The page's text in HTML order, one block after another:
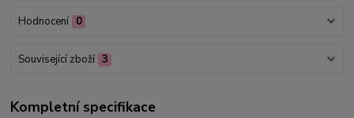
Hodnocení 0
Související zboží 3
Kompletní specifikace